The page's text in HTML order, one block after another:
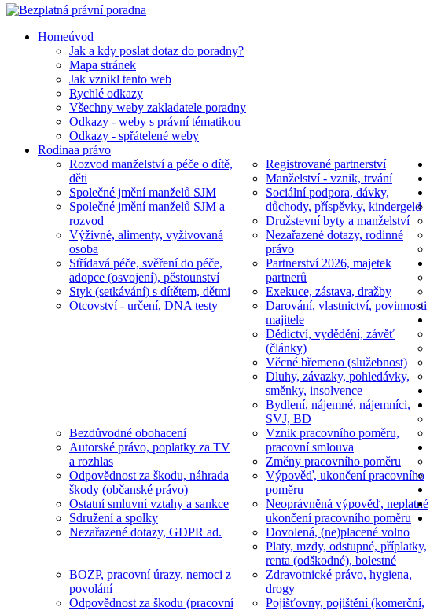
Homeúvod
Jak a kdy poslat dotaz do poradny?
Mapa stránek
Jak vznikl tento web
Rychlé odkazy
Všechny weby zakladatele poradny
Odkazy - weby s právní tématikou
Odkazy - spřátelené weby
Rodinaa právo
Rozvod manželství a péče o dítě,
děti
Společné jmění manželů SJM
Společné jmění manželů SJM a
rozvod
Výživné, alimenty, vyživovaná
osoba
Střídavá péče, svěření do péče,
adopce (osvojení), pěstounství
Styk (setkávání) s dítětem, dětmi
Otcovství - určení, DNA testy
Registrované partnerství
Manželství - vznik, trvání
Sociální podpora, dávky,
důchody, příspěvky, kindergeld
Družstevní byty a manželství
Nezařazené dotazy, rodinné
právo
Partnerství 2026, majetek
partnerů
Exekuce, zástava, dražby
Darování, vlastnictví, povinnosti
majitele
Dědictví, vydědění, závěť
(články)
Věcné břemeno (služebnost)
Dluhy, závazky, pohledávky,
směnky, insolvence
Bydlení, nájemné, nájemníci,
SVJ, BD
Bezdůvodné obohacení
Autorské právo, poplatky za TV
a rozhlas
Odpovědnost za škodu, náhrada
škody (občanské právo)
Ostatní smluvní vztahy a sankce
Sdružení a spolky
Nezařazené dotazy, GDPR ad.
Vznik pracovního poměru,
pracovní smlouva
Změny pracovního poměru
Výpověď, ukončení pracovního
poměru
Neoprávněná výpověď, neplatné
ukončení pracovního poměru
Dovolená, (ne)placené volno
Platy, mzdy, odstupné, příplatky,
renta (odškodné), bolestné
BOZP, pracovní úrazy, nemoci z
povolání
Odpovědnost za škodu (pracovní
Zdravotnické právo, hygiena,
drogy
Pojišťovny, pojištění (komerční,